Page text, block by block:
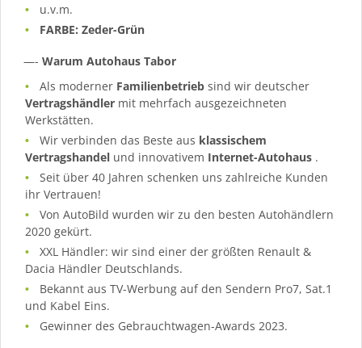
u.v.m.
FARBE: Zeder-Grün
—- Warum Autohaus Tabor
Als moderner Familienbetrieb sind wir deutscher
Vertragshändler mit mehrfach ausgezeichneten
Werkstätten.
Wir verbinden das Beste aus klassischem
Vertragshandel und innovativem Internet-Autohaus .
Seit über 40 Jahren schenken uns zahlreiche Kunden
ihr Vertrauen!
Von AutoBild wurden wir zu den besten Autohändlern
2020 gekürt.
XXL Händler: wir sind einer der größten Renault &
Dacia Händler Deutschlands.
Bekannt aus TV-Werbung auf den Sendern Pro7, Sat.1
und Kabel Eins.
Gewinner des Gebrauchtwagen-Awards 2023.